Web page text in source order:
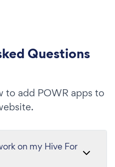
Questions
to add POWR apps to
on my Hive For